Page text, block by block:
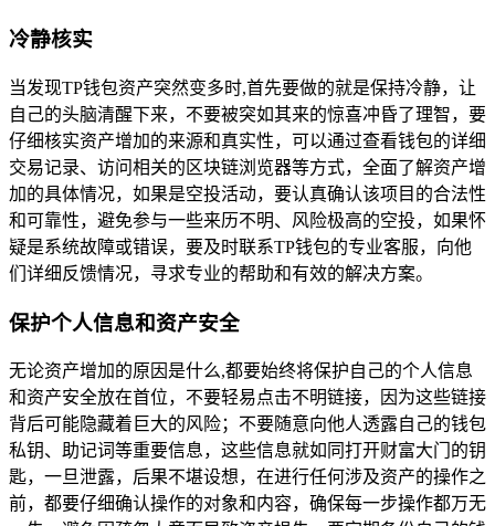
冷静核实
当发现TP钱包资产突然变多时,首先要做的就是保持冷静，让
自己的头脑清醒下来，不要被突如其来的惊喜冲昏了理智，要
仔细核实资产增加的来源和真实性，可以通过查看钱包的详细
交易记录、访问相关的区块链浏览器等方式，全面了解资产增
加的具体情况，如果是空投活动，要认真确认该项目的合法性
和可靠性，避免参与一些来历不明、风险极高的空投，如果怀
疑是系统故障或错误，要及时联系TP钱包的专业客服，向他
们详细反馈情况，寻求专业的帮助和有效的解决方案。
保护个人信息和资产安全
无论资产增加的原因是什么,都要始终将保护自己的个人信息
和资产安全放在首位，不要轻易点击不明链接，因为这些链接
背后可能隐藏着巨大的风险；不要随意向他人透露自己的钱包
私钥、助记词等重要信息，这些信息就如同打开财富大门的钥
匙，一旦泄露，后果不堪设想，在进行任何涉及资产的操作之
前，都要仔细确认操作的对象和内容，确保每一步操作都万无